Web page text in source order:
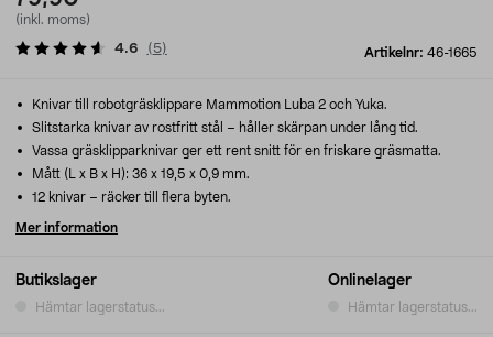
(inkl. moms)
Artikelnr: 46-1665
4.6 ( 5)
Butikslager
Hämtar lagerstatus...
Onlinelager
Hämtar lagerstatus...
Knivar till robotgräsklippare Mammotion Luba 2 och Yuka.
Slitstarka knivar av rostfritt stål – håller skärpan under lång tid.
Vassa gräsklipparknivar ger ett rent snitt för en friskare gräsmatta.
Mått (L x B x H): 36 x 19,5 x 0,9 mm.
12 knivar – räcker till flera byten.
Mer information